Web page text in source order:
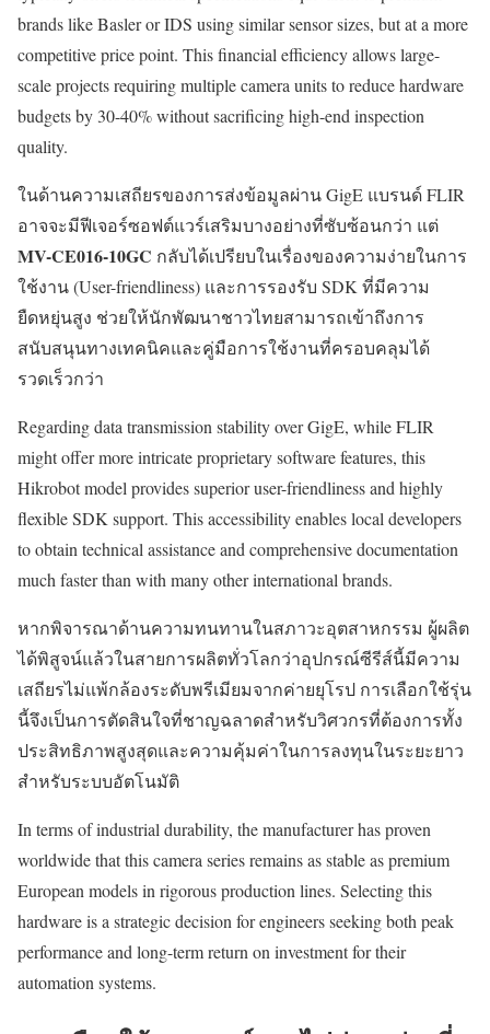
brands like Basler or IDS using similar sensor sizes, but at a more
competitive price point. This financial efficiency allows large-
scale projects requiring multiple camera units to reduce hardware
budgets by 30-40% without sacrificing high-end inspection
quality.
ในด้านความเสถียรของการส่งข้อมูลผ่าน GigE แบรนด์ FLIR
อาจจะมีฟีเจอร์ซอฟต์แวร์เสริมบางอย่างที่ซับซ้อนกว่า แต่
MV-CE016-10GC กลับได้เปรียบในเรื่องของความง่ายในการ
ใช้งาน (User-friendliness) และการรองรับ SDK ที่มีความ
ยืดหยุ่นสูง ช่วยให้นักพัฒนาชาวไทยสามารถเข้าถึงการ
สนับสนุนทางเทคนิคและคู่มือการใช้งานที่ครอบคลุมได้
รวดเร็วกว่า
Regarding data transmission stability over GigE, while FLIR
might offer more intricate proprietary software features, this
Hikrobot model provides superior user-friendliness and highly
flexible SDK support. This accessibility enables local developers
to obtain technical assistance and comprehensive documentation
much faster than with many other international brands.
หากพิจารณาด้านความทนทานในสภาวะอุตสาหกรรม ผู้ผลิต
ได้พิสูจน์แล้วในสายการผลิตทั่วโลกว่าอุปกรณ์ซีรีส์นี้มีความ
เสถียรไม่แพ้กล้องระดับพรีเมียมจากค่ายยุโรป การเลือกใช้รุ่น
นี้จึงเป็นการตัดสินใจที่ชาญฉลาดสำหรับวิศวกรที่ต้องการทั้ง
ประสิทธิภาพสูงสุดและความคุ้มค่าในการลงทุนในระยะยาว
สำหรับระบบอัตโนมัติ
In terms of industrial durability, the manufacturer has proven
worldwide that this camera series remains as stable as premium
European models in rigorous production lines. Selecting this
hardware is a strategic decision for engineers seeking both peak
performance and long-term return on investment for their
automation systems.